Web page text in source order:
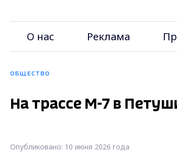
О нас Реклама
ОБЩЕСТВО
На трассе М-7 в
Опубликовано: 10 июня 2026 года